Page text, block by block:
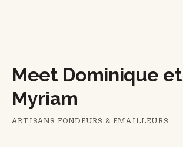
Meet Dominique et
Myriam
ARTISANS FONDEURS & EMAILLEURS